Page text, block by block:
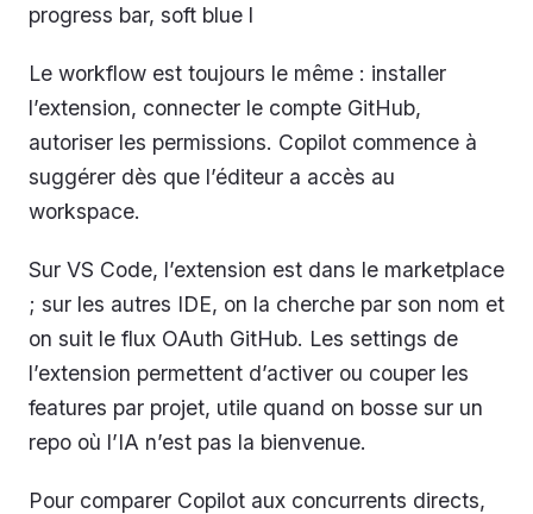
progress bar, soft blue l
Le workflow est toujours le même : installer
l’extension, connecter le compte GitHub,
autoriser les permissions. Copilot commence à
suggérer dès que l’éditeur a accès au
workspace.
Sur VS Code, l’extension est dans le marketplace
; sur les autres IDE, on la cherche par son nom et
on suit le flux OAuth GitHub. Les settings de
l’extension permettent d’activer ou couper les
features par projet, utile quand on bosse sur un
repo où l’IA n’est pas la bienvenue.
Pour comparer Copilot aux concurrents directs,